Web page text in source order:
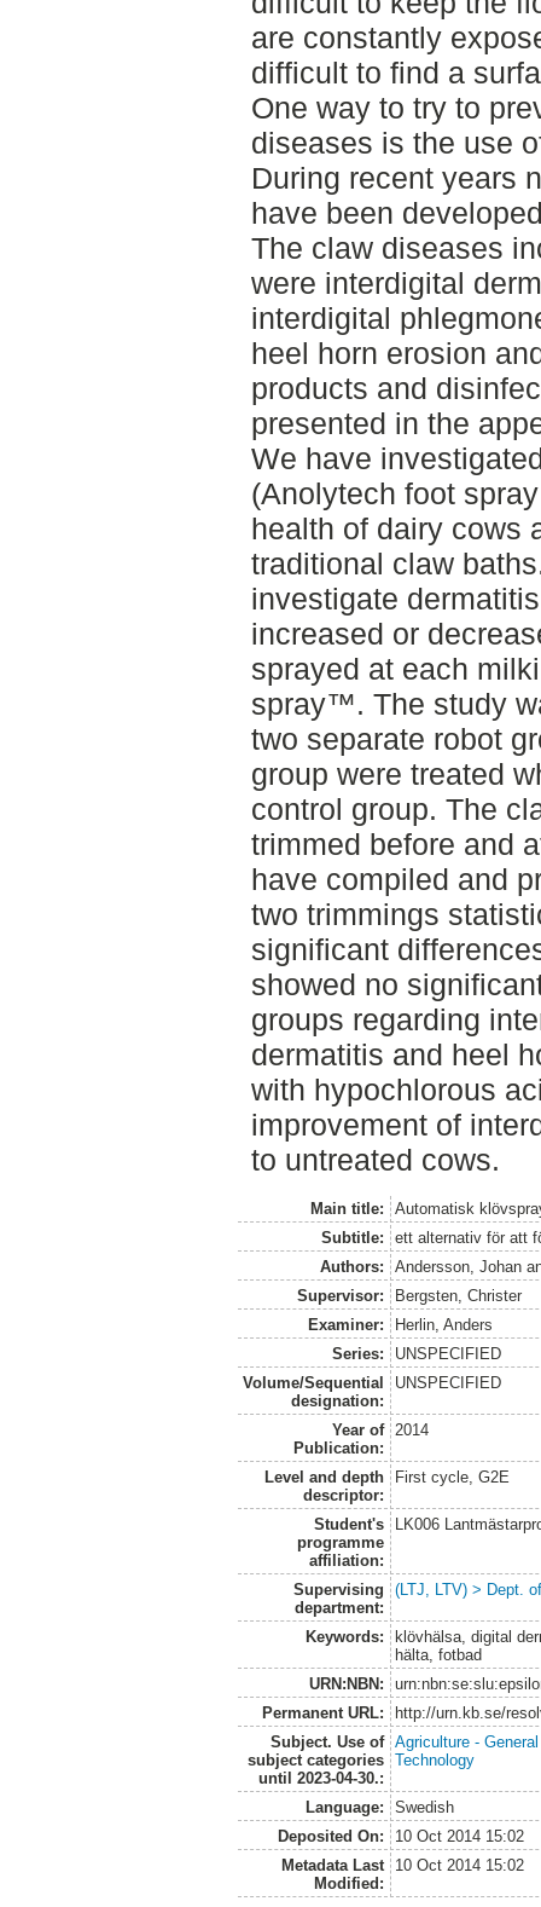
are constantly
difficult to find a
One way to try to
diseases is the use
During recent years
have been
The claw diseases
were interdigital
interdigital
heel horn erosion
products and
presented in the
We have
(Anolytech foot
health of dairy cows
traditional claw
investigate
increased or
sprayed at each
spray™. The study
two separate robot
group were treated
control group. The
trimmed before and
have compiled and
two trimmings
significant
showed no
groups regarding
dermatitis and heel
with hypochlorous
improvement of
to untreated cows.
Main title:
Automatisk
Subtitle:
ett alternativ för att
Authors:
Andersson, Johan
Supervisor:
Bergsten, Christer
Examiner:
Herlin, Anders
Series:
UNSPECIFIED
Volume/Sequential
designation:
UNSPECIFIED
Year of
Publication:
2014
Level and depth
descriptor:
First cycle, G2E
Student's
programme
affiliation:
LK006
Supervising
department:
(LTJ, LTV) > Dept.
Keywords:
klövhälsa, digital
hälta, fotbad
URN:NBN:
Permanent URL:
http://urn.kb.se/
Subject. Use of
subject categories
until 2023-04-30.:
Agriculture -
Technology
Language:
Swedish
Deposited On:
10 Oct 2014 15:02
Metadata Last
Modified:
10 Oct 2014 15:02